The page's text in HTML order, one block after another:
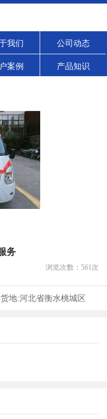
我们 公司动态
案例 产品知识
务
浏览次数： 561次
地:河北省衡水桃城区